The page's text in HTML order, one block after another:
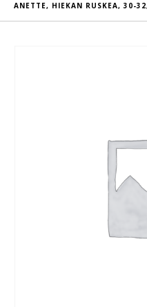
ANETTE, HIEKAN RUSKEA, 30-